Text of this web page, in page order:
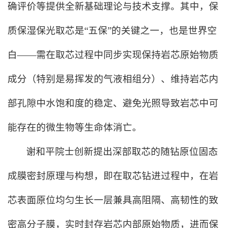
确评价等提供全新基础理论与技术支撑。其中，保
质保湿保光取芯是“五保”的关键之一，也是世界空
白——需在取芯过程中同步实现保持岩芯原始物质
成分（特别是易挥发的气液相组分）、维持岩芯内
部孔隙中水饱和度的稳定、避免光照导致岩芯中可
能存在的微生物等生命体消亡。
谢和平院士创新提出深部取芯的随钻原位固态
成膜密封原理与构想，即在取芯钻进过程中，在岩
芯表面原位均匀生长一层兼具高阻隔、高韧性的致
密高分子膜，实时封存岩芯内部原始物质，进而保